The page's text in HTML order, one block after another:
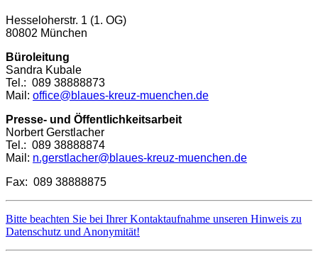
Hesseloherstr. 1 (1. OG)
80802 München
Büroleitung
Sandra Kubale
Tel.: 089 38888873
Mail: office@blaues-kreuz-muenchen.de
Presse- und Öffentlichkeitsarbeit
Norbert Gerstlacher
Tel.: 089 38888874
Mail: n.gerstlacher@blaues-kreuz-muenchen.de
Fax: 089 38888875
Bitte beachten Sie bei Ihrer Kontaktaufnahme unseren Hinweis zu
Datenschutz und Anonymität!